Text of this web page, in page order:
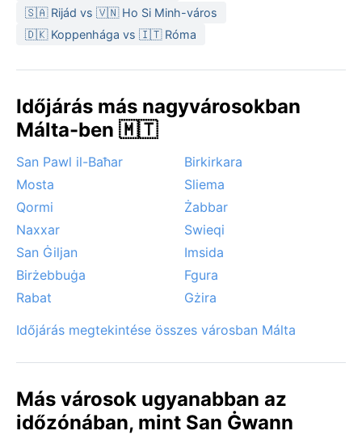
szirokkó, a Szahara felől érkező, porral teli, perzselően
forró szél, ami néha tavasszal vagy kora ősszel söpör
záport hozhatnak, de a hurrikánok teljesen
ismeretlenek itt.
🇸🇦 Rijád vs 🇻🇳 Ho Si Minh-város
🇩🇰 Koppenhága vs 🇮🇹 Róma
Időjárás más nagyvárosokban
Málta-ben 🇲🇹
San Pawl il-Baħar
Birkirkara
Mosta
Sliema
Qormi
Żabbar
Naxxar
Swieqi
San Ġiljan
Imsida
Birżebbuġa
Fgura
Rabat
Gżira
Időjárás megtekintése összes városban Málta
Más városok ugyanabban az
időzónában, mint San Ġwann